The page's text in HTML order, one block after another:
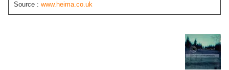
Source : www.heima.co.uk